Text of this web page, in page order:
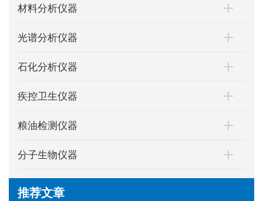
材料分析仪器
光谱分析仪器
石化分析仪器
疾控卫生仪器
粮油检测仪器
分子生物仪器
推荐文章